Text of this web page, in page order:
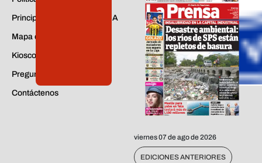
Principios de aplicación de IA
Mapa del sitio
Kiosco
Preguntas Frecuentes
Contáctenos
viernes 07 de ago de 2026
EDICIONES ANTERIORES